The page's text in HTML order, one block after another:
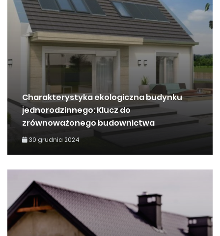
Charakterystyka ekologiczna budynku
jednorodzinnego: Klucz do
zrównoważonego budownictwa
30 grudnia 2024